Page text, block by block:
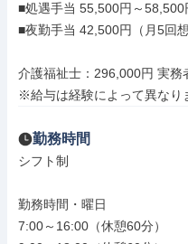
■処遇手当 55,500円～58,500
■夜勤手当 42,500円（月5回
介護福祉士：296,000円 実務
※給与は経験によって異なり
勤務時間
シフト制
勤務時間・曜日
7:00～16:00（休憩60分）